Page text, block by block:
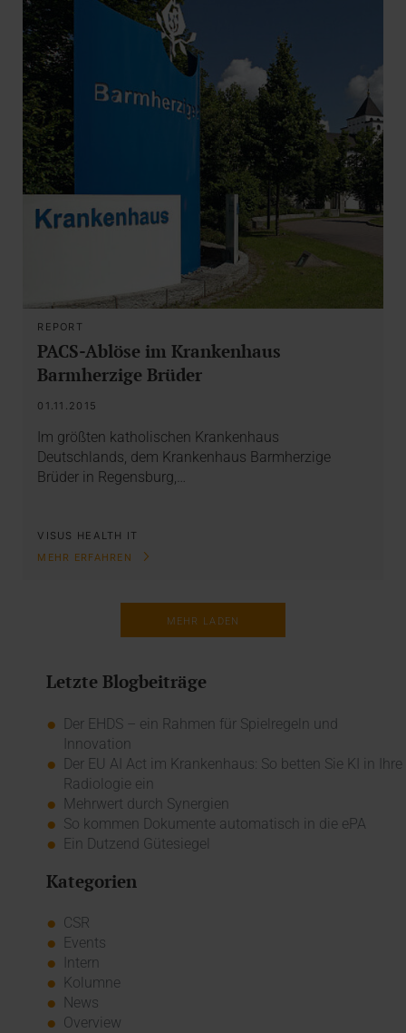
REPORT
PACS-Ablöse im Krankenhaus
Barmherzige Brüder
01.11.2015
Im größten katholischen Krankenhaus
Deutschlands, dem Krankenhaus Barmherzige
Brüder in Regensburg,…
VISUS HEALTH IT
MEHR ERFAHREN
MEHR LADEN
Letzte Blogbeiträge
Der EHDS – ein Rahmen für Spielregeln und
Innovation
Der EU AI Act im Krankenhaus: So betten Sie KI in Ihre
Radiologie ein
Mehrwert durch Synergien
So kommen Dokumente automatisch in die ePA
Ein Dutzend Gütesiegel
Kategorien
CSR
Events
Intern
Kolumne
News
Overview